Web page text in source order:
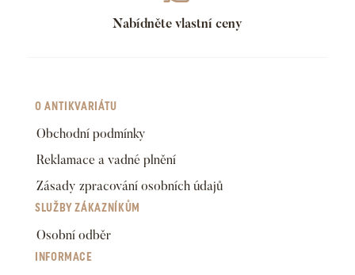
Nabídněte vlastní ceny
O ANTIKVARIÁTU
Obchodní podmínky
Reklamace a vadné plnění
Zásady zpracování osobních údajů
SLUŽBY ZÁKAZNÍKŮM
Osobní odběr
INFORMACE